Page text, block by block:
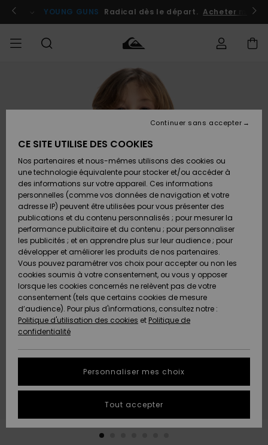
l'information
le
Se connecter / s'inscrire
YOUNG GUNS Radical dès le départ. Acheter
Vêtements
Chaussures
& Tongs
Surf
Snow
Nouveautés
A
Découvrir
Vêtements
Chaussures
& Tongs
Surf
Snow
Nouveautés
A
Découvrir
FEMME
Shop
A
Découvrir
Snow
SURF
Surf
Shop
Homme
Surf
Shop
Enfant
Highlights
Communauté
SNOW
Snow
Shop
Homme
Snow
Shop
Enfant
Snow
Shop
Femme
A
Découvrir
Communauté
OUTLET
Outlet
Homme
Enfant
Outlet
Femme
AIDE &
CONTACT
Accéder à
ma
commande
Retours
Paiement
Carte
Cadeau
Quiksilver
Freedom
Protection
des
tailles
conversation
MAGASINS
QUIKSILVER
CE SITE UTILISE DES COOKIES
Nos partenaires et nous-mêmes utilisons des cookies ou
une technologie équivalente pour stocker et/ou accéder à
des informations sur votre appareil. Ces informations
personnelles (comme vos données de navigation et votre
adresse IP) peuvent être utilisées pour vous présenter des
publications et du contenu personnalisés ; pour mesurer la
performance publicitaire et du contenu ; pour personnaliser
les publicités ; et en apprendre plus sur leur audience ; pour
développer et améliorer les produits de nos partenaires.
Vous pouvez paramétrer vos choix pour accepter ou non les
cookies soumis à votre consentement, ou vous y opposer
lorsque les cookies concernés ne relèvent pas de votre
consentement (tels que certains cookies de mesure
d’audience). Pour plus d'informations, consultez notre :
Politique d'utilisation des cookies et Politique de
confidentialité
Personnaliser mes choix
Continuer sans accepter
Tout accepter